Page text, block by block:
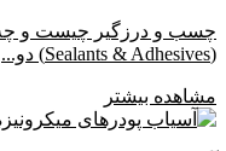
چسب و درزگیر چیست و چه
(Sealants & Adhesives) دو...
مشاهده بیشتر